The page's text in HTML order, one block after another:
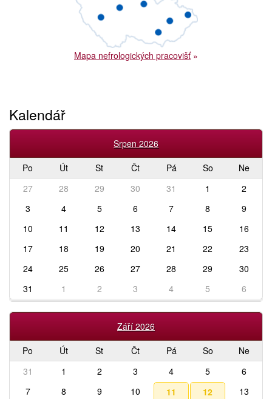
Mapa nefrologických pracovišť»
Kalendář
Srpen 2026
Po
Út St Čt Pá So
Ne
27
28 29 30 31 1
2
3
4 5 6 7 8
9
10
11 12 13 14 15
16
17
18 19 20 21 22
23
24
25 26 27 28 29
30
31
1 2 3 4 5 6
Září 2026
Po
Út St Čt Pá So
Ne
31
1 2 3 4 5
6
7
8 9 10 11 12
13